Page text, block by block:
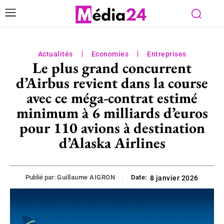
Actualités Economies Entreprises
Le plus grand concurrent
d’Airbus revient dans la course
avec ce méga-contrat estimé
minimum à 6 milliards d’euros
pour 110 avions à destination
d’Alaska Airlines
Publié par: Guillaume AIGRON Date: 8 janvier 2026